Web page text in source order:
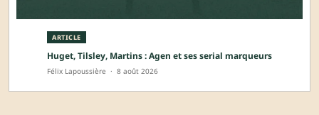
ARTICLE
Huget, Tilsley, Martins : Agen et ses serial marqueurs
Félix Lapoussière · 8 août 2026